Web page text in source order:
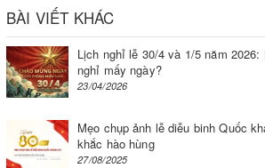
BÀI VIẾT KHÁC
Lịch nghỉ lễ 30/4 và 1/5 năm 2026:
nghỉ mấy ngày?
23/04/2026
Mẹo chụp ảnh lễ diễu binh Quốc
khắc hào hùng
27/08/2025